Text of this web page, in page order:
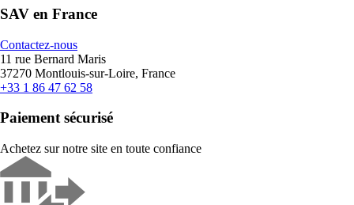
SAV en France
Contactez-nous
11 rue Bernard Maris
37270 Montlouis-sur-Loire, France
+33 1 86 47 62 58
Paiement sécurisé
Achetez sur notre site en toute confiance